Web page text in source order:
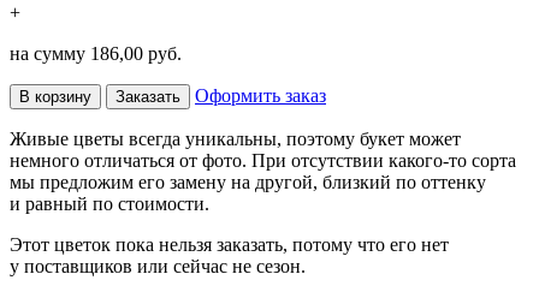
+
на сумму 186,00 руб.
В корзину Заказать Оформить заказ
Живые цветы всегда уникальны, поэтому букет может
немного отличаться от фото. При отсутствии какого-то сорта
мы предложим его замену на другой, близкий по оттенку
и равный по стоимости.
Этот цветок пока нельзя заказать, потому что его нет
у поставщиков или сейчас не сезон.